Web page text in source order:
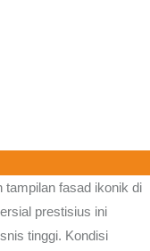
tampilan fasad ikonik di
prestisius ini
tinggi. Kondisi